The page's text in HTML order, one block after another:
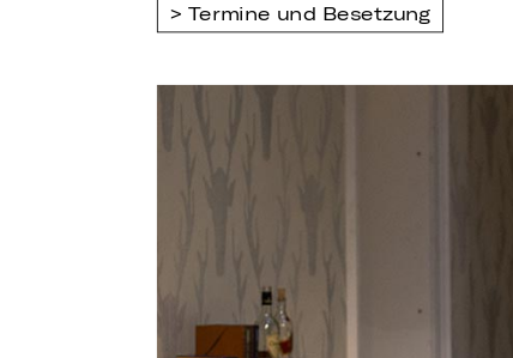
Termine und Besetzung